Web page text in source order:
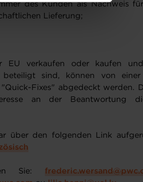
protection des données
des Kunden als Nachweis
Lieferung;
EU verkaufen oder kaufen
beteiligt sind, können von
Fixes" abgedeckt werden.
an der Beantwortung
über den folgenden Link
Sie: